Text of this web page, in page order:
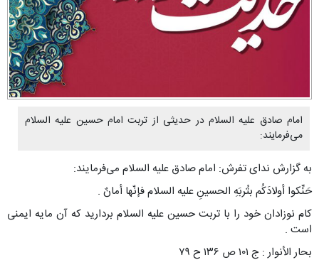
امام صادق علیه السلام در حدیثی از تربت امام حسین علیه السلام
می‌فرمایند:
به گزارش ندای تفرش: امام صادق علیه السلام می‌فرمایند:
حَنِّکوا أولادَکُم بتُربَهِ الحسینِ علیه السلام فإنّها أمانٌ .
کام نوزادان خود را با تربت حسین علیه السلام بردارید که آن مایه ایمنى
است .
بحار الأنوار : ج ۱۰۱ ص ۱۳۶ ح ۷۹